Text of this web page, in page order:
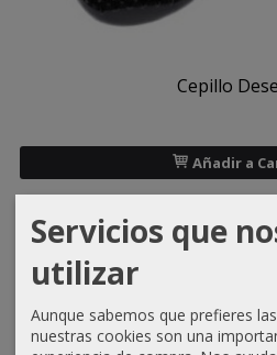
Cepillo
Añadir a
Servicios que
utilizar
Aunque sabemos que prefieres
nuestras cookies son una